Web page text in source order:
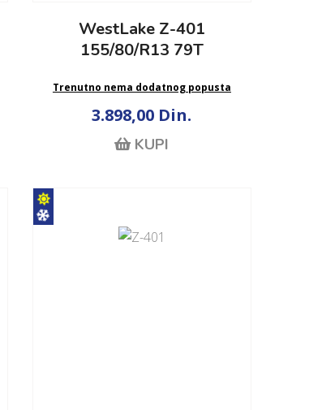
WestLake Z-401
155/80/R13 79T
Trenutno nema dodatnog popusta
3.898,00 Din.
KUPI